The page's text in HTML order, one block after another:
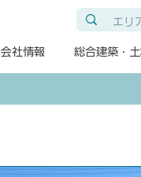
会社情報 総合建築・